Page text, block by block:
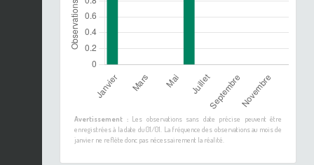
Avertissement :Les observations sans date précise peuvent être
enregistrées à la date du 01/01. La fréquence des observations au mois de
janvier ne reflète donc pas nécessairement la réalité.